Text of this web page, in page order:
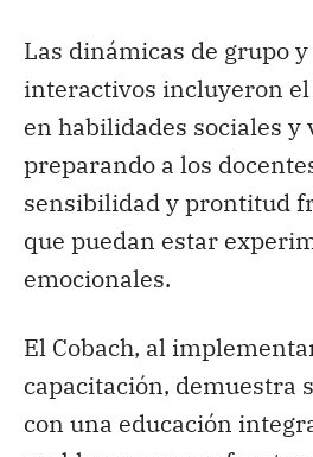
Las dinámicas de grupo
interactivos incluyeron
en habilidades sociales y
preparando a los
sensibilidad y prontitud
que puedan estar
emocionales.
El Cobach, al
capacitación, demuestra
con una educación